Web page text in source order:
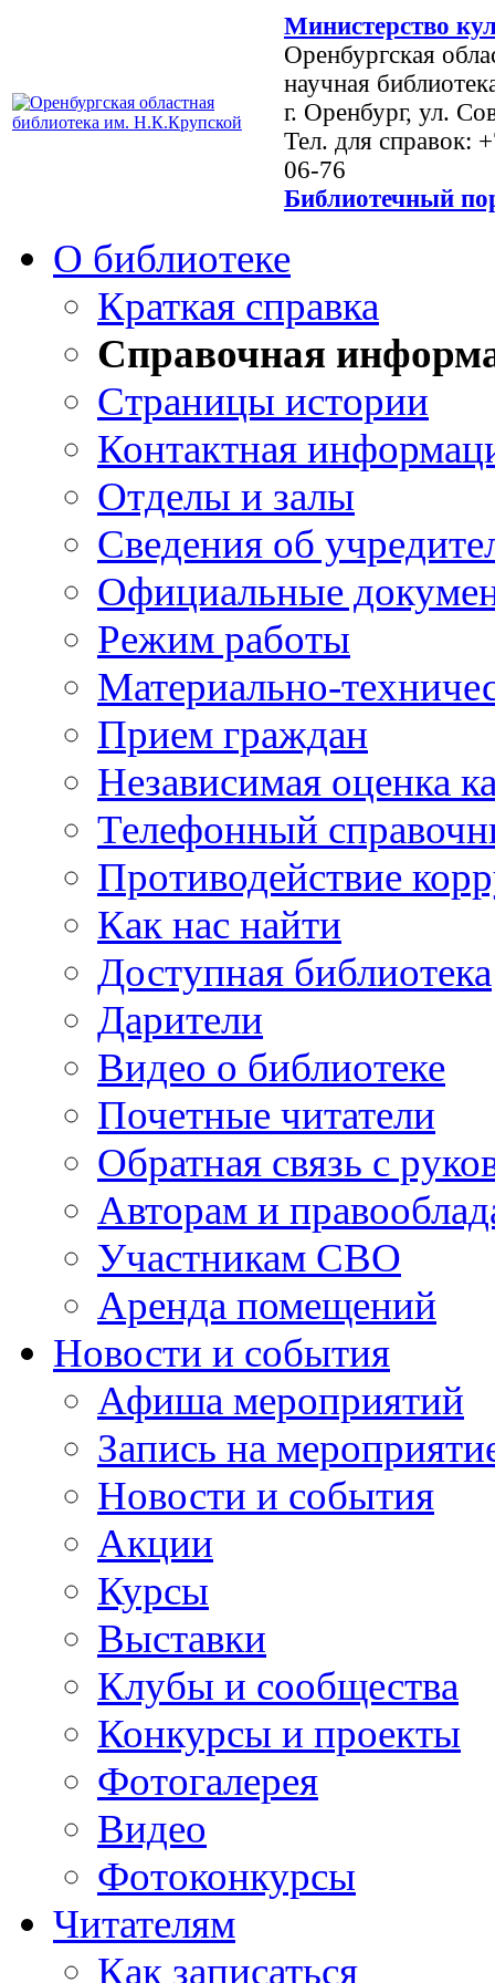
Министерство
Оренбургская
научная
г. Оренбург, ул.
Тел. для справок:
06-76
Библиотечный
О библиотеке
Краткая справка
Справочная
Страницы истории
Контактная
Отделы и залы
Сведения об
Официальные
Режим работы
Материально-
Прием граждан
Независимая оценка
Телефонный
Противодействие
Как нас найти
Доступная библиотека
Дарители
Видео о библиотеке
Почетные читатели
Обратная связь с
Авторам и
Участникам СВО
Аренда помещений
Новости и события
Афиша мероприятий
Запись на
Новости и события
Акции
Курсы
Выставки
Клубы и сообщества
Конкурсы и проекты
Фотогалерея
Видео
Фотоконкурсы
Читателям
Как записаться